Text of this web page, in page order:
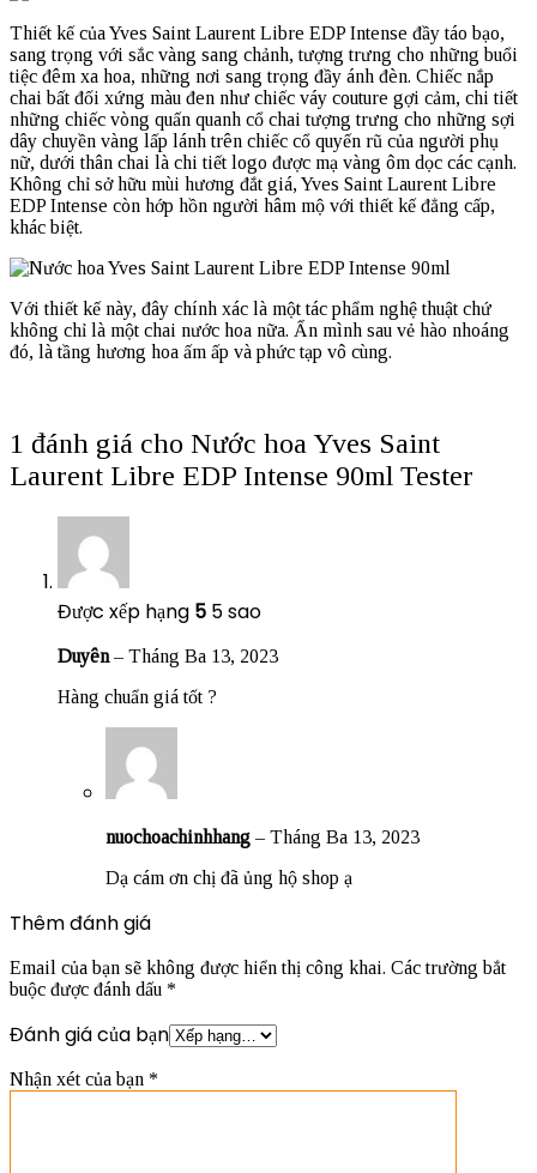
Thiết kế của Yves Saint Laurent Libre EDP Intense đầy táo bạo,
sang trọng với sắc vàng sang chảnh, tượng trưng cho những buổi
tiệc đêm xa hoa, những nơi sang trọng đầy ánh đèn. Chiếc nắp
chai bất đối xứng màu đen như chiếc váy couture gợi cảm, chi tiết
những chiếc vòng quấn quanh cổ chai tượng trưng cho những sợi
dây chuyền vàng lấp lánh trên chiếc cổ quyến rũ của người phụ
nữ, dưới thân chai là chi tiết logo được mạ vàng ôm dọc các cạnh.
Không chỉ sở hữu mùi hương đắt giá, Yves Saint Laurent Libre
EDP Intense còn hớp hồn người hâm mộ với thiết kế đẳng cấp,
khác biệt.
Với thiết kế này, đây chính xác là một tác phẩm nghệ thuật chứ
không chỉ là một chai nước hoa nữa. Ẩn mình sau vẻ hào nhoáng
đó, là tầng hương hoa ấm ấp và phức tạp vô cùng.
1 đánh giá cho Nước hoa Yves Saint
Laurent Libre EDP Intense 90ml Tester
Được xếp hạng 5 5 sao
Duyên – Tháng Ba 13, 2023
Hàng chuẩn giá tốt ?
nuochoachinhhang – Tháng Ba 13, 2023
Dạ cám ơn chị đã ủng hộ shop ạ
Thêm đánh giá
Email của bạn sẽ không được hiển thị công khai. Các trường bắt
buộc được đánh dấu *
Đánh giá của bạn
Nhận xét của bạn *